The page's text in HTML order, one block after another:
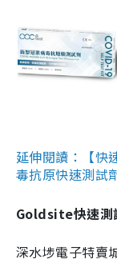
延伸閱讀：【快
毒抗原快速測試
Goldsite快速測
深水埗電子特賣